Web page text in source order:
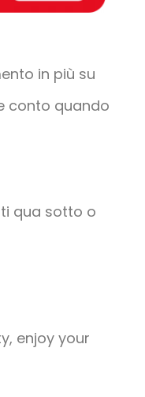
in più su
conto quando
qua sotto o
enjoy your